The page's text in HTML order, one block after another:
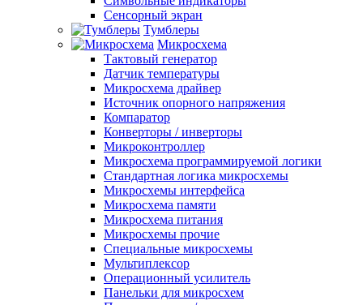
Сенсорный экран
Тумблеры
Микросхема
Тактовый генератор
Датчик температуры
Микросхема драйвер
Источник опорного напряжения
Компаратор
Конверторы / инверторы
Микроконтроллер
Микросхема программируемой логики
Стандартная логика микросхемы
Микросхемы интерфейса
Микросхема памяти
Микросхема питания
Микросхемы прочие
Специальные микросхемы
Мультиплексор
Операционный усилитель
Панельки для микросхем